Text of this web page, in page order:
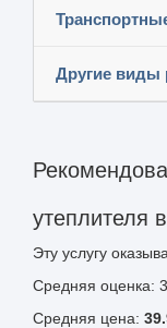
Другие виды
утеплителя
Эту услугу
Средняя оценка:
Средняя цена: